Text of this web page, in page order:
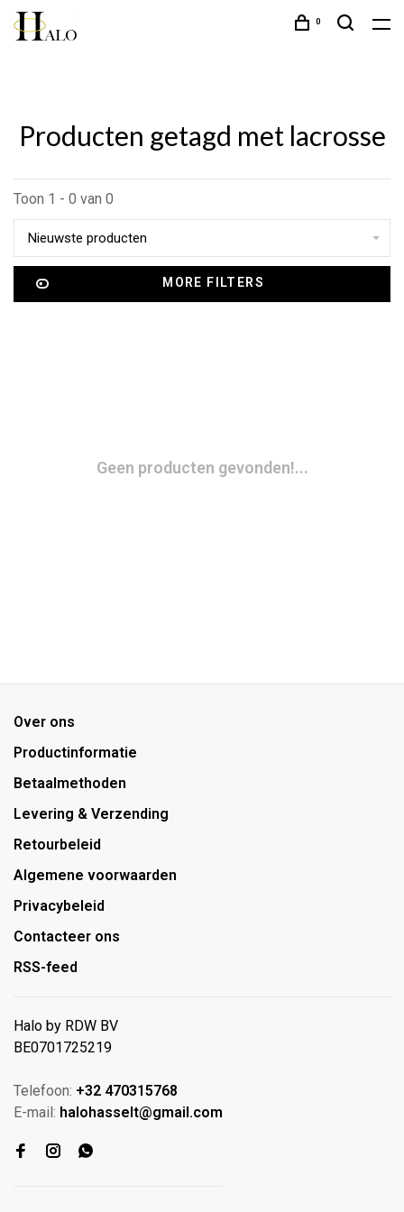
0
Producten getagd met lacrosse
Toon 1 - 0 van 0
Nieuwste producten
MORE FILTERS
Geen producten gevonden!...
Over ons
Productinformatie
Betaalmethoden
Levering & Verzending
Retourbeleid
Algemene voorwaarden
Privacybeleid
Contacteer ons
RSS-feed
Halo by RDW BV
BE0701725219
Telefoon: +32 470315768
E-mail: halohasselt@gmail.com